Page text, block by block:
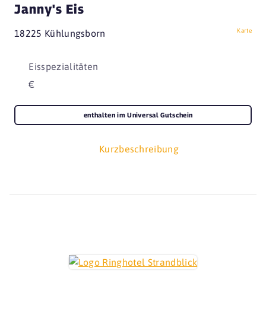
Janny's Eis
18225 Kühlungsborn Karte
Eisspezialitäten
€
Kurzbeschreibung
enthalten im Universal Gutschein